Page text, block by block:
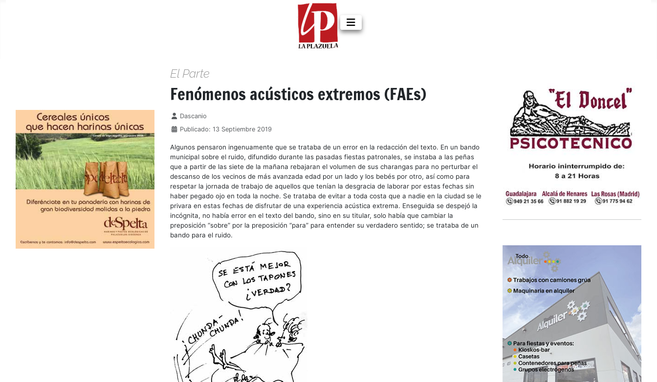
El Parte
Fenómenos acústicos extremos (FAEs)
Detalles
Dascanio
Publicado: 13 Septiembre 2019
Algunos pensaron ingenuamente que se trataba de un error en la redacción del texto. En un bando
municipal sobre el ruido, difundido durante las pasadas fiestas patronales, se instaba a las peñas
que a partir de las siete de la mañana rebajaran el volumen de sus charangas para no perturbar el
descanso de los vecinos de más avanzada edad por un lado y los bebés por otro, así como para
respetar la jornada de trabajo de aquellos que tenían la desgracia de laborar por estas fechas sin
haber pegado ojo en toda la noche. Se trataba de evitar a toda costa que a nadie en la ciudad se le
privara en estas fechas de disfrutar de una experiencia acústica extrema. Enseguida se despejó la
incógnita, no había error en el texto del bando, sino en su titular, solo había que cambiar la
preposición “sobre” por la preposición “para” para entender su verdadero sentido; se trataba de un
bando para el ruido.